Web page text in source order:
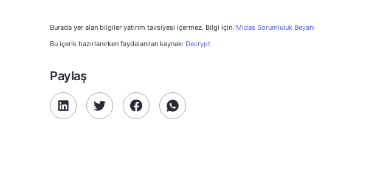
Burada yer alan bilgiler yatırım tavsiyesi içermez. Bilgi için: Midas Sorumluluk Beyanı
Bu içerik hazırlanırken faydalanılan kaynak: Decrypt
Paylaş